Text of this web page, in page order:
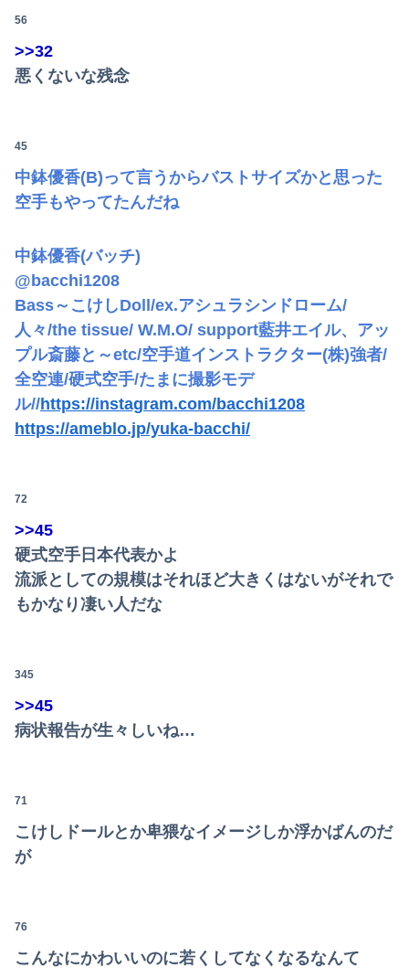
56
>>32
悪くないな残念
45
中鉢優香(B)って言うからバストサイズかと思った
空手もやってたんだね
中鉢優香(バッチ)
@bacchi1208
Bass～こけしDoll/ex.アシュラシンドローム/
人々/the tissue/ W.M.O/ support藍井エイル、アッ
プル斎藤と～etc/空手道インストラクター(株)強者/
全空連/硬式空手/たまに撮影モデ
ル//https://instagram.com/bacchi1208
https://ameblo.jp/yuka-bacchi/
72
>>45
硬式空手日本代表かよ
流派としての規模はそれほど大きくはないがそれで
もかなり凄い人だな
345
>>45
病状報告が生々しいね…
71
こけしドールとか卑猥なイメージしか浮かばんのだ
が
76
こんなにかわいいのに若くしてなくなるなんて